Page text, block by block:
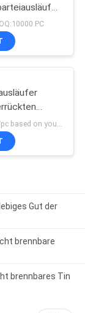
Parteifeier
PC
zum
Gut der
brennbare
brennbares Tin